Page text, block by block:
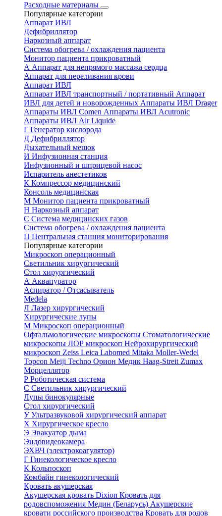
Расходные материалы
Популярные категории
Аппарат ИВЛ
Дефибриллятор
Наркозный аппарат
Система обогрева / охлаждения пациента
Монитор пациента прикроватный
А Аппарат для непрямого массажа сердца
Аппарат для переливания крови
Аппарат ИВЛ
Аппарат ИВЛ транспортный / портативный Аппарат
ИВЛ для детей и новорожденных Аппараты ИВЛ Drager
Аппараты ИВЛ Comen Аппараты ИВЛ Acutronic
Аппараты ИВЛ Air Liquide
Г Генератор кислорода
Д Дефибриллятор
Дыхательный мешок
И Инфузионная станция
Инфузионный и шприцевой насос
Испаритель анестетиков
К Компрессор медицинский
Консоль медицинская
М Монитор пациента прикроватный
Н Наркозный аппарат
С Система медицинских газов
Система обогрева / охлаждения пациента
Ц Центральная станция мониторирования
Популярные категории
Микроскоп операционный
Светильник хирургический
Стол хирургический
А Аквапуратор
Аспиратор / Отсасыватель
Medela
Л Лазер хирургический
Хирургические лупы
М Микроскоп операционный
Офтальмологические микроскопы Стоматологические
микроскопы ЛОР микроскоп Нейрохирургический
микроскоп Zeiss Leica Labomed Mitaka Moller-Wedel
Topcon Meiji Techno Орион Медик Haag-Streit Zumax
Морцеллятор
Р Роботическая система
С Светильник хирургический
Лупы бинокулярные
Стол хирургический
УУльтразвуковой хирургический аппарат
Х Хирургическое кресло
Э Эвакуатор дыма
Эндовидеокамера
ЭХВЧ (электрокоагулятор)
Г Гинекологическое кресло
К Кольпоскоп
Комбайн гинекологический
Кровать акушерская
Акушерская кровать Dixion Кровать для
родовспоможения Медин (Беларусь) Акушерские
кровати российского производства Кровать для родов